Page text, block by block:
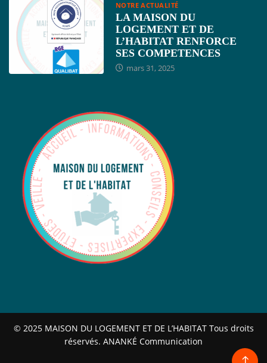
NOTRE ACTUALITÉ
LA MAISON DU
LOGEMENT ET DE
L’HABITAT RENFORCE
SES COMPETENCES
mars 31, 2025
© 2025 MAISON DU LOGEMENT ET DE L’HABITAT Tous droits
réservés. ANANKÉ Communication